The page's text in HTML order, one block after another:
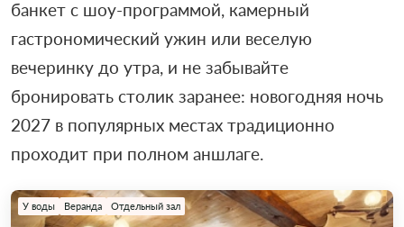
банкет с шоу-программой, камерный
гастрономический ужин или веселую
вечеринку до утра, и не забывайте
бронировать столик заранее: новогодняя ночь
2027 в популярных местах традиционно
проходит при полном аншлаге.
У воды Веранда Отдельный зал